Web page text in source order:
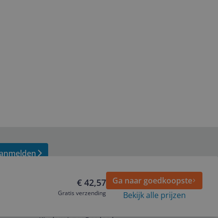
€ 42,57
Gratis verzending
Ga naar goedkoopste
Bekijk alle prijzen